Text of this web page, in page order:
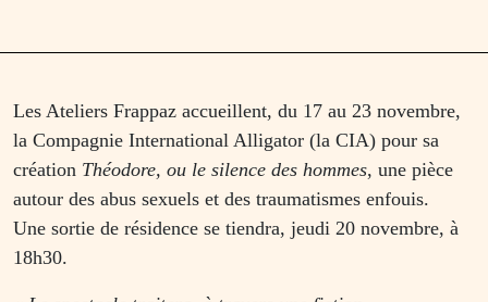
Les Ateliers Frappaz accueillent, du 17 au 23 novembre,
la Compagnie International Alligator (la CIA) pour sa
création Théodore, ou le silence des hommes, une pièce
autour des abus sexuels et des traumatismes enfouis.
Une sortie de résidence se tiendra, jeudi 20 novembre, à
18h30.